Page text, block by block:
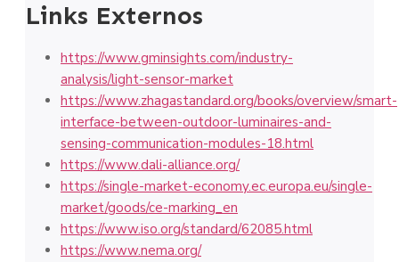
Links Externos
https://www.gminsights.com/industry-
analysis/light-sensor-market
https://www.zhagastandard.org/books/overview/smart-
interface-between-outdoor-luminaires-and-
sensing-communication-modules-18.html
https://www.dali-alliance.org/
https://single-market-economy.ec.europa.eu/single-
market/goods/ce-marking_en
https://www.iso.org/standard/62085.html
https://www.nema.org/